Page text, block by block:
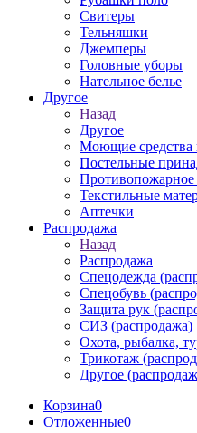
Свитеры
Тельняшки
Джемперы
Головные уборы
Нательное белье
Другое
Назад
Другое
Моющие средства
Постельные
Противопожарное
Текстильные
Аптечки
Распродажа
Назад
Распродажа
Спецодежда
Спецобувь
Защита рук
СИЗ (распродажа)
Охота, рыбалка,
Трикотаж
Другое
Корзина0
Отложенные0